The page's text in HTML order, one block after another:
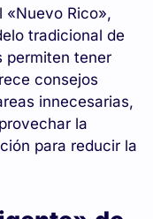
«Nuevo Rico»,
tradicional de
permiten tener
consejos
innecesarias,
la
para reducir la